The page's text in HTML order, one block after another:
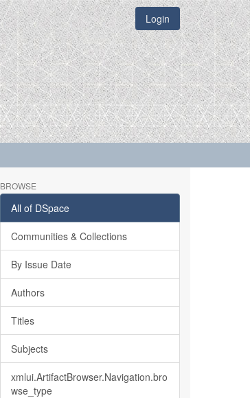
Login
BROWSE
All of DSpace
Communities & Collections
By Issue Date
Authors
Titles
Subjects
xmlui.ArtifactBrowser.Navigation.bro
wse_type